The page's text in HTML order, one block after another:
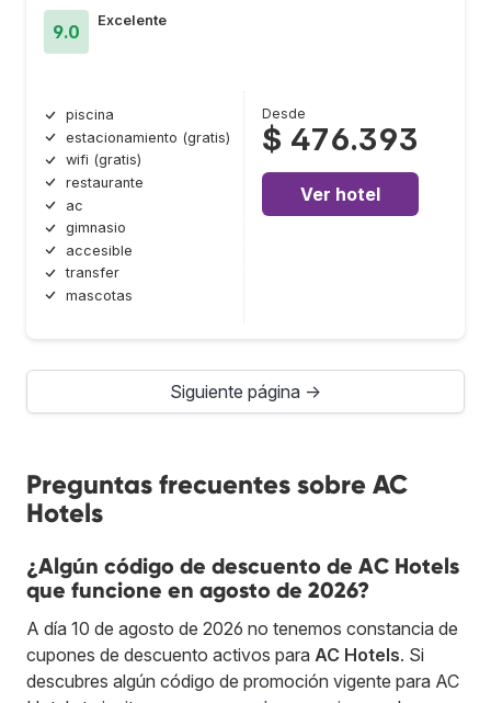
9.0
Excelente
piscina
estacionamiento (gratis)
wifi (gratis)
restaurante
ac
gimnasio
accesible
transfer
mascotas
Desde
$ 476.393
Ver hotel
Siguiente página →
Preguntas frecuentes sobre AC
Hotels
¿Algún código de descuento de AC Hotels
que funcione en agosto de 2026?
A día 10 de agosto de 2026 no tenemos constancia de
cupones de descuento activos para AC Hotels. Si
descubres algún código de promoción vigente para AC